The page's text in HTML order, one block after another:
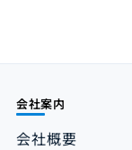
会社案内
会社概要